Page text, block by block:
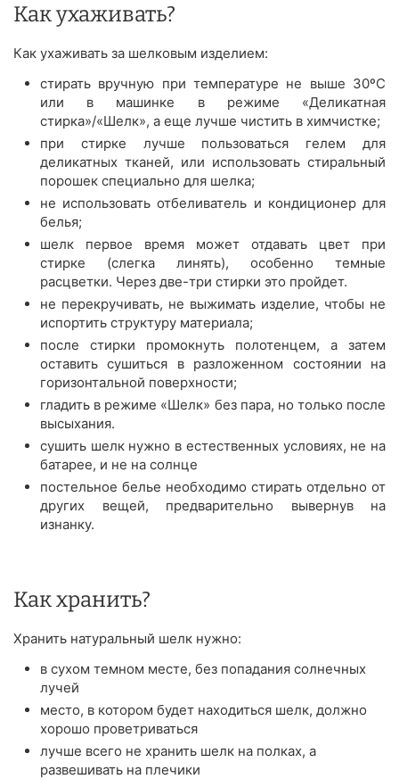
Как ухаживать?
Как ухаживать за шелковым изделием:
стирать вручную при температуре не выше 30ºС
или в машинке в режиме «Деликатная
стирка»/«Шелк», а еще лучше чистить в химчистке;
при стирке лучше пользоваться гелем для
деликатных тканей, или использовать стиральный
порошек специально для шелка;
не использовать отбеливатель и кондиционер для
белья;
шелк первое время может отдавать цвет при
стирке (слегка линять), особенно темные
расцветки. Через две-три стирки это пройдет.
не перекручивать, не выжимать изделие, чтобы не
испортить структуру материала;
после стирки промокнуть полотенцем, а затем
оставить сушиться в разложенном состоянии на
горизонтальной поверхности;
гладить в режиме «Шелк» без пара, но только после
высыхания.
сушить шелк нужно в естественных условиях, не на
батарее, и не на солнце
постельное белье необходимо стирать отдельно от
других вещей, предварительно вывернув на
изнанку.
Как хранить?
Хранить натуральный шелк нужно:
в сухом темном месте, без попадания солнечных
лучей
место, в котором будет находиться шелк, должно
хорошо проветриваться
лучше всего не хранить шелк на полках, а
развешивать на плечики